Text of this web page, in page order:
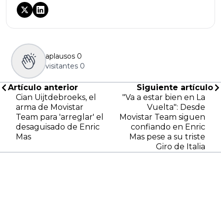
aplausos 0
visitantes 0
Artículo anterior
Cian Uijtdebroeks, el
arma de Movistar
Team para 'arreglar' el
desaguisado de Enric
Mas
Siguiente artículo
"Va a estar bien en La
Vuelta": Desde
Movistar Team siguen
confiando en Enric
Mas pese a su triste
Giro de Italia